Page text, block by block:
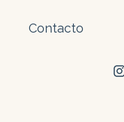
Contacto